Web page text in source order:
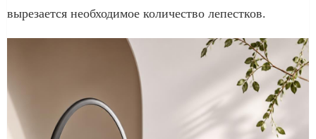
вырезается необходимое количество лепестков.